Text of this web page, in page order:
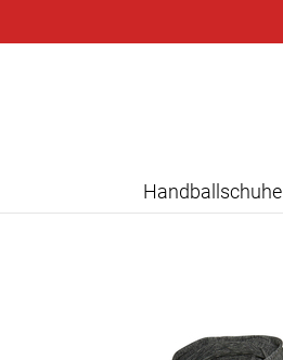
Handballschuhe